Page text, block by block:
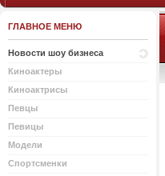
ГЛАВНОЕ МЕНЮ
Новости шоу бизнеса
Киноактеры
Киноактрисы
Певцы
Певицы
Модели
Спортсменки